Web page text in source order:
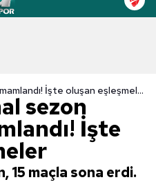
NBA'de normal sezon maçları tamamlandı! İşte oluşan eşleşmeler
sezon
İşte
15 maçla sona erdi.